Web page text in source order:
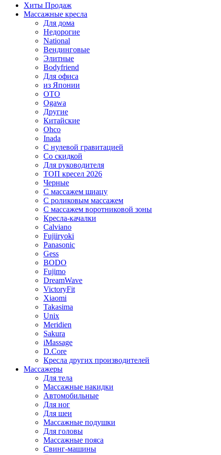
Хиты Продаж
Массажные кресла
Для дома
Недорогие
National
Вендинговые
Элитные
Bodyfriend
Для офиса
из Японии
OTO
Ogawa
Другие
Китайские
Ohco
Inada
С нулевой гравитацией
Со скидкой
Для руководителя
ТОП кресел 2026
Черные
С массажем шиацу
С роликовым массажем
С массажем воротниковой зоны
Кресла-качалки
Calviano
Fujiiryoki
Panasonic
Gess
BODO
Fujimo
DreamWave
VictoryFit
Xiaomi
Takasima
Unix
Meridien
Sakura
iMassage
D.Core
Кресла других производителей
Массажеры
Для тела
Массажные накидки
Автомобильные
Для ног
Для шеи
Массажные подушки
Для головы
Массажные пояса
Свинг-машины